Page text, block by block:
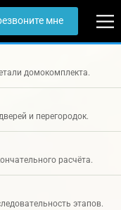
мне
домокомплекта.
и перегородок.
расчёта.
этапов.